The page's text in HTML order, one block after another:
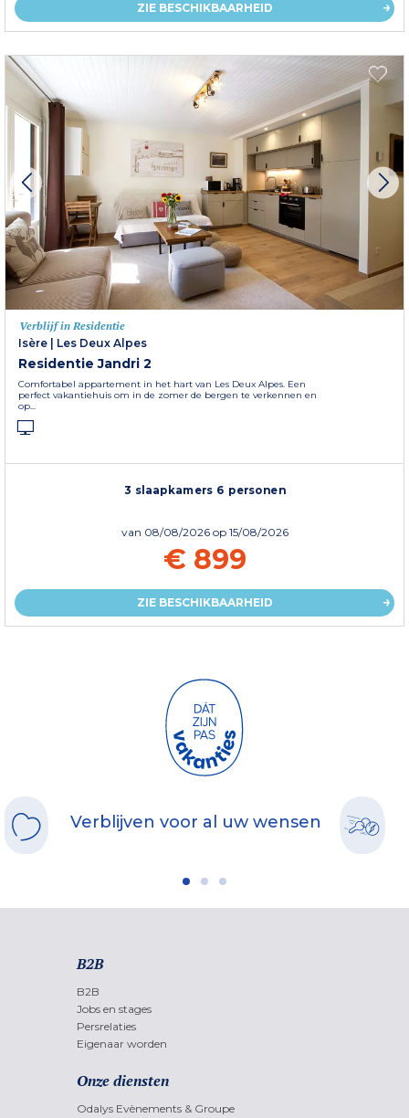
ZIE BESCHIKBAARHEID
Verblijf in Residentie
Isère | Les Deux Alpes
Residentie Jandri 2
Comfortabel appartement in het hart van Les Deux Alpes. Een
perfect vakantiehuis om in de zomer de bergen te verkennen en
op...
3 slaapkamers 6 personen
van 08/08/2026 op 15/08/2026
€ 899
ZIE BESCHIKBAARHEID
Verblijven voor al uw wensen
B2B
B2B
Jobs en stages
Persrelaties
Eigenaar worden
Onze diensten
Odalys Evènements & Groupe